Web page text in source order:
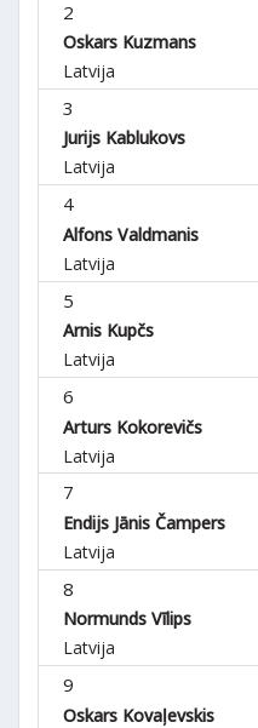
2
Oskars Kuzmans
Latvija
3
Jurijs Kablukovs
Latvija
4
Alfons Valdmanis
Latvija
5
Arnis Kupčs
Latvija
6
Arturs Kokorevičs
Latvija
7
Endijs Jānis Čampers
Latvija
8
Normunds Vīlips
Latvija
9
Oskars Kovaļevskis